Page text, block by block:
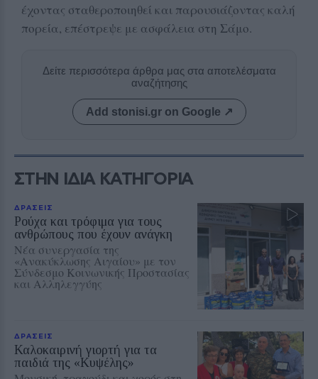
έχοντας σταθεροποιηθεί και παρουσιάζοντας καλή
πορεία, επέστρεψε με ασφάλεια στη Σάμο.
Δείτε περισσότερα άρθρα μας στα αποτελέσματα
αναζήτησης
Add stonisi.gr on Google ↗
ΣΤΗΝ ΙΔΙΑ ΚΑΤΗΓΟΡΙΑ
ΔΡΑΣΕΙΣ
Ρούχα και τρόφιμα για τους
ανθρώπους που έχουν ανάγκη
Νέα συνεργασία της
«Ανακύκλωσης Αιγαίου» με τον
Σύνδεσμο Κοινωνικής Προστασίας
και Αλληλεγγύης
ΔΡΑΣΕΙΣ
Καλοκαιρινή γιορτή για τα
παιδιά της «Κυψέλης»